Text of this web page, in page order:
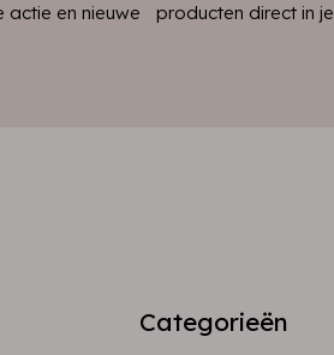
actie en nieuwe producten direct in je
Categorieën